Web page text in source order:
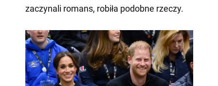
zaczynali romans, robiła podobne rzeczy.